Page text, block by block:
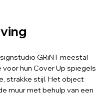
GRiNT meestal
voor hun Cover Up spiegels
strakke stijl. Het object
muur met behulp van een